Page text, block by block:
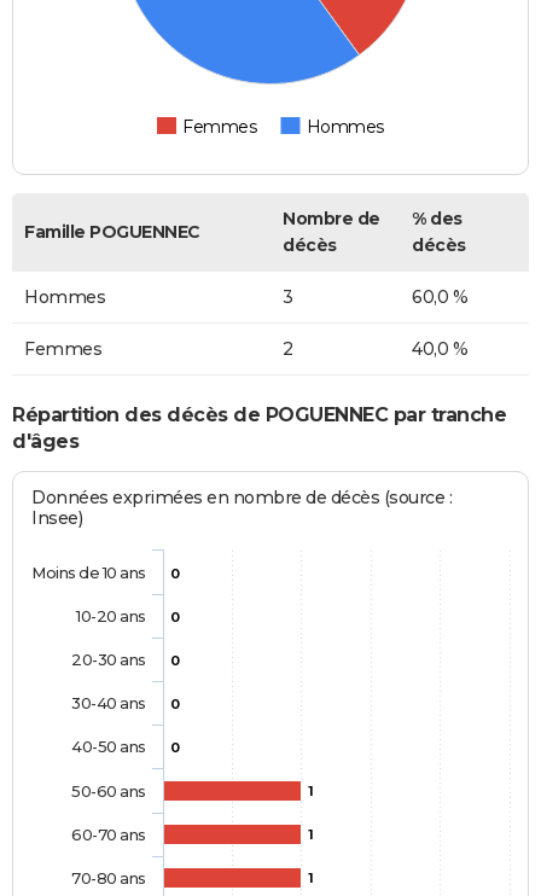
Femmes Hommes
Famille POGUENNEC
Nombre de
décès
% des
décès
Hommes 3 60,0 %
Femmes 2 40,0 %
Répartition des décès de POGUENNEC par tranche
d'âges
Données exprimées en nombre de décès (source :
Insee)
0
0
0
0
0
1
1
1
Moins de 10 ans
10-20 ans
20-30 ans
30-40 ans
40-50 ans
50-60 ans
60-70 ans
70-80 ans